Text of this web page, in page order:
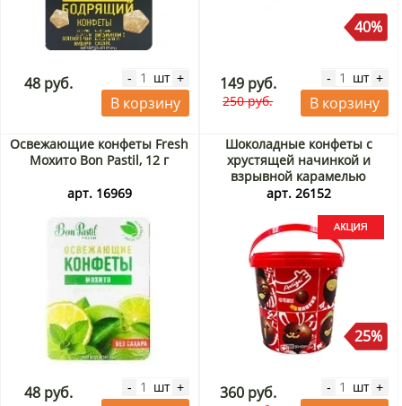
48 руб. - шт +
В корзину
40%
149 руб.
250 руб.
- шт +
В корзину
Освежающие конфеты Fresh
Мохито Bon Pastil, 12 г
арт. 16969
48 руб. - шт +
Шоколадные конфеты с
хрустящей начинкой и
взрывной карамелью
Аолигей/Aoligei MALLORY,
арт. 26152
25%
360 руб. - шт +